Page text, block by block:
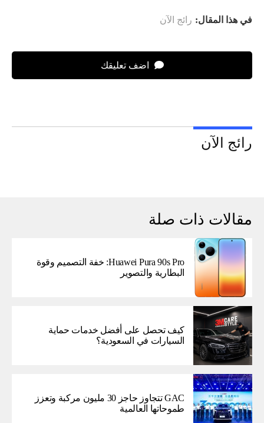
في هذا المقال: رائج الآن
اضف تعليقك
رائج الآن
مقالات ذات صلة
Huawei Pura 90s Pro: خفة التصميم وقوة
البطارية والتصوير
كيف تحصل على أفضل خدمات حماية
السيارات في السعودية؟
GAC تتجاوز حاجز 30 مليون مركبة وتعزز
طموحاتها العالمية